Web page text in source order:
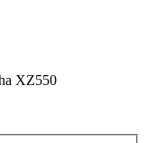
XZ550